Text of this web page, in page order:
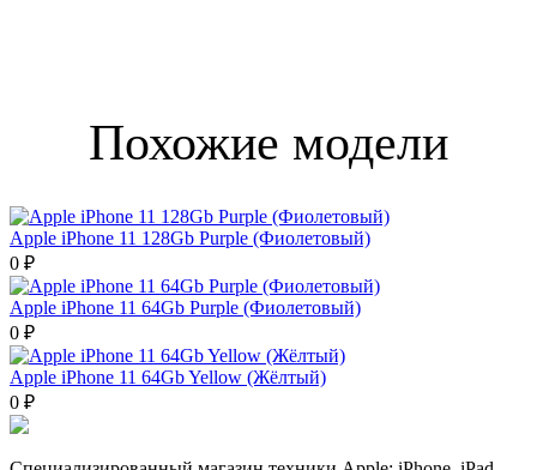
Похожие модели
Apple iPhone 11 128Gb Purple (Фиолетовый)
0 ₽
Apple iPhone 11 64Gb Purple (Фиолетовый)
0 ₽
Apple iPhone 11 64Gb Yellow (Жёлтый)
0 ₽